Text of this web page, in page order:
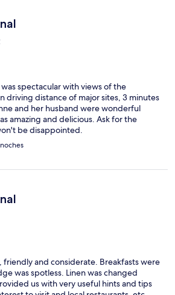
spectacular with views of the
driving distance of major sites, 3 minutes
and her husband were wonderful
amazing and delicious. Ask for the
be disappointed.
friendly and considerate. Breakfasts were
was spotless. Linen was changed
us with very useful hints and tips